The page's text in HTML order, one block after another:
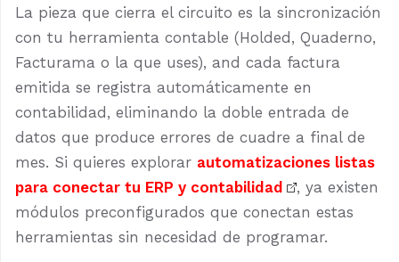
La pieza que cierra el circuito es la sincronización
con tu herramienta contable (Holded, Quaderno,
Facturama o la que uses), and cada factura
emitida se registra automáticamente en
contabilidad, eliminando la doble entrada de
datos que produce errores de cuadre a final de
mes. Si quieres explorar automatizaciones listas
para conectar tu ERP y contabilidad
, ya existen
módulos preconfigurados que conectan estas
herramientas sin necesidad de programar.